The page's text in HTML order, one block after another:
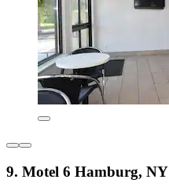
9. Motel 6 Hamburg, NY